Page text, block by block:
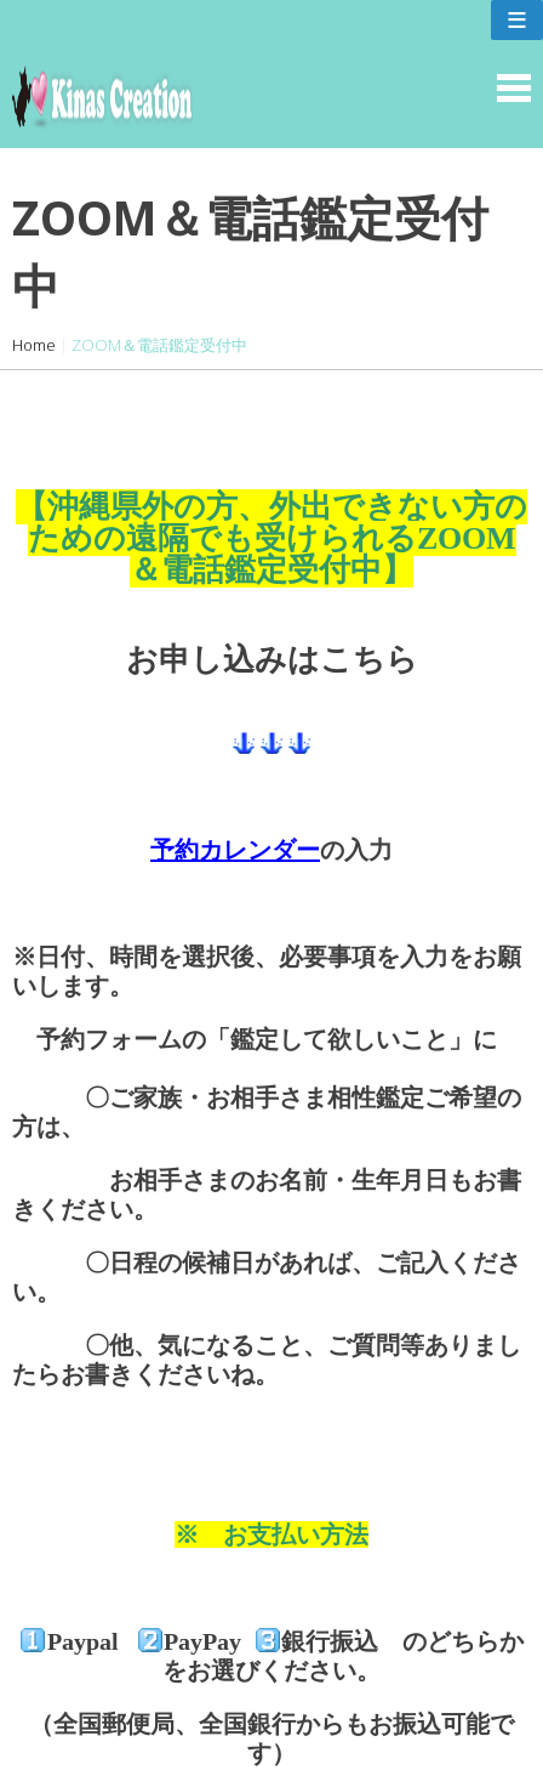
content
≡
ZOOM＆電話鑑定受付
中
Home ZOOM＆電話鑑定受付中
【沖縄県外の方、外出できない方の
ための遠隔でも受けられるZOOM
＆電話鑑定受付中】
お申し込みはこちら
予約カレンダーの入力
※日付、時間を選択後、必要事項を入力をお願
いします。
予約フォームの「鑑定して欲しいこと」に
〇ご家族・お相手さま相性鑑定ご希望の
方は、
お相手さまのお名前・生年月日もお書
きください。
〇日程の候補日があれば、ご記入くださ
い。
〇他、気になること、ご質問等ありまし
たらお書きくださいね。
※ お支払い方法
Paypal PayPay
銀行振込 のどちらか
をお選びください。
（全国郵便局、全国銀行からもお振込可能で
す）